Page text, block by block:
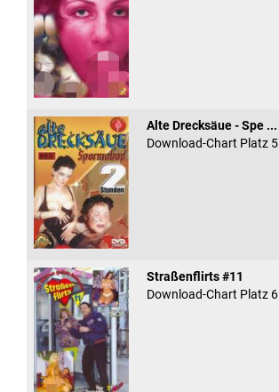
Alte Drecksäue - Spe ...
Download-Chart Platz 5
Straßenflirts #11
Download-Chart Platz 6